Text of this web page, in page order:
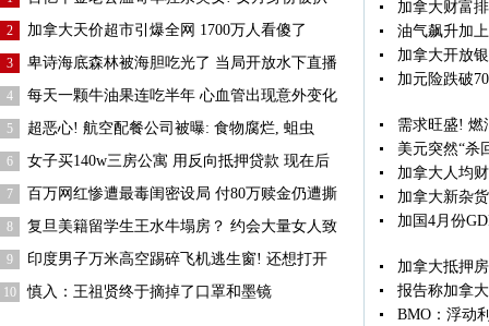
2 加拿大天价超市引爆全网 1700万人看傻了
3 卑诗海底森林被海胆吃光了 当局开放水下直播
4 每天一颗牛油果连吃半年 心血管出现意外变化
5 超恶心! 航空配餐公司被曝: 食物腐烂, 蛆虫
6 女子买140w三房公寓 用反向抵押贷款 现在后
7 百万网红惨遭最毒闺密设局 付80万赎金仍遭撕
8 复旦美籍留学生王水牛塌房？ 约会大量女人致
9 印度男子万米高空踢碎飞机逃生窗! 还想打开
10 慎入：王祖贤终于摘掉了口罩和墨镜
加拿大财富
油气飙升加
加拿大开放
加元险跌破
需求旺盛! 燃
美元突然“杀
加拿大人均
加拿大新杂
加国4月份
加拿大抵押
报告称加拿
BMO：浮动